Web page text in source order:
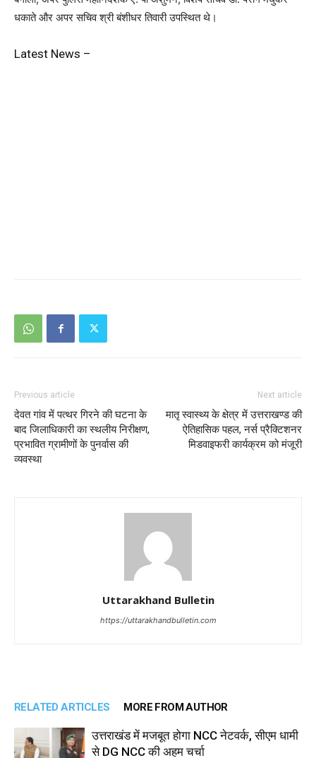
धकाते और अपर सचिव श्री बंशीधर तिवारी उपस्थित थे।
Latest News –
Previous article
देवत गांव में पत्थर गिरने की घटना के
बाद जिलाधिकारी का स्थलीय निरीक्षण,
प्रभावित ग्रामीणों के पुनर्वास की
व्यवस्था
Next article
मातृ स्वास्थ्य के क्षेत्र में उत्तराखण्ड की
ऐतिहासिक पहल, नर्स प्रैक्टिशनर
मिडवाइफरी कार्यक्रम को मंजूरी
Uttarakhand Bulletin
https://uttarakhandbulletin.com
RELATED ARTICLES MORE FROM AUTHOR
उत्तराखंड में मजबूत होगा NCC नेटवर्क, सीएम धामी
से DG NCC की अहम चर्चा